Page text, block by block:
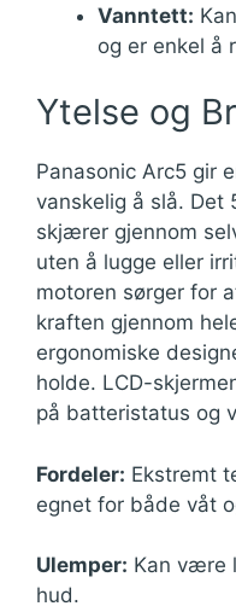
Vanntett:
og er enkel å
Ytelse og
Panasonic Arc5 gir
vanskelig å slå.
skjærer gjennom
uten å lugge eller
motoren sørger for
kraften gjennom
ergonomiske
holde. LCD-
på batteristatus og
Fordeler: Ekstremt
egnet for både våt
Ulemper: Kan være
hud.